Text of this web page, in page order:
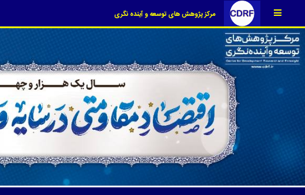
مرکز پژوهش های توسعه و آینده نگری